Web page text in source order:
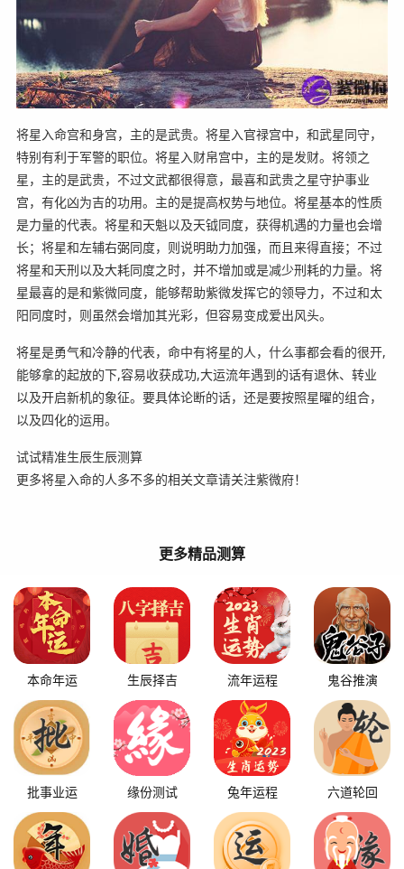
将星入命宫和身宫，主的是武贵。将星入官禄宫中，和武星同守，
特别有利于军警的职位。将星入财帛宫中，主的是发财。将领之
星，主的是武贵，不过文武都很得意，最喜和武贵之星守护事业
宫，有化凶为吉的功用。主的是提高权势与地位。将星基本的性质
是力量的代表。将星和天魁以及天钺同度，获得机遇的力量也会增
长；将星和左辅右弼同度，则说明助力加强，而且来得直接；不过
将星和天刑以及大耗同度之时，并不增加或是减少刑耗的力量。将
星最喜的是和紫微同度，能够帮助紫微发挥它的领导力，不过和太
阳同度时，则虽然会增加其光彩，但容易变成爱出风头。
将星是勇气和冷静的代表，命中有将星的人，什么事都会看的很开,
能够拿的起放的下,容易收获成功,大运流年遇到的话有退休、转业
以及开启新机的象征。要具体论断的话，还是要按照星曜的组合，
以及四化的运用。
试试精准生辰生辰测算
更多将星入命的人多不多的相关文章请关注紫微府！
更多精品测算
本命年运 生辰择吉 流年运程 鬼谷推演
批事业运 缘份测试 兔年运程 六道轮回